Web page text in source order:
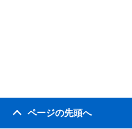
ページの先頭へ